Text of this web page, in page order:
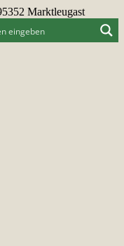
Marktleugast